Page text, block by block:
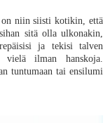
niin siisti kotikin, että
sitä olla ulkonakin,
ja tekisi talven
ilman hanskoja.
tuntumaan tai ensilumi